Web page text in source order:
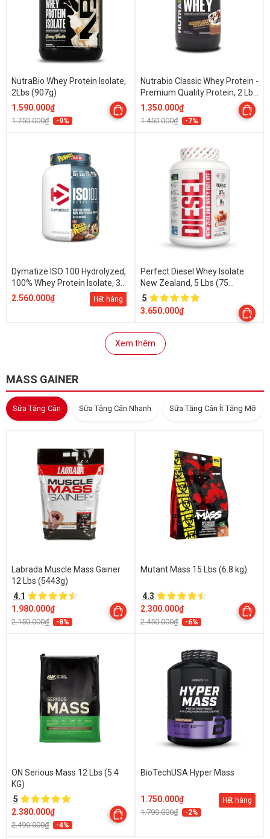
NutraBio Whey Protein Isolate,
2Lbs (907g)
1.590.000₫
1.750.000₫ -9%
Nutrabio Classic Whey Protein -
Premium Quality Protein, 2 Lbs
(908 Gams)
1.350.000₫
1.450.000₫ -7%
Dymatize ISO 100 Hydrolyzed,
100% Whey Protein Isolate, 3
Lbs (1.37 Kg)
2.560.000₫ Hết hàng
Perfect Diesel Whey Isolate
New Zealand, 5 Lbs (75
Servings)
5
3.650.000₫
Xem thêm
MASS GAINER
Sữa Tăng Cân Sữa Tăng Cân Nhanh Sữa Tăng Cân Ít Tăng Mỡ
Labrada Muscle Mass Gainer
12 Lbs (5443g)
4.1
1.980.000₫
2.150.000₫ -8%
Mutant Mass 15 Lbs (6.8 kg)
4.3
2.300.000₫
2.450.000₫ -6%
ON Serious Mass 12 Lbs (5.4
KG)
5
2.380.000₫
2.490.000₫ -4%
BioTechUSA Hyper Mass
1.750.000₫
1.790.000₫ -2%
Hết hàng